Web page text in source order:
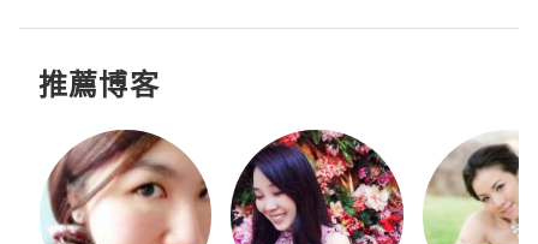
推薦博客